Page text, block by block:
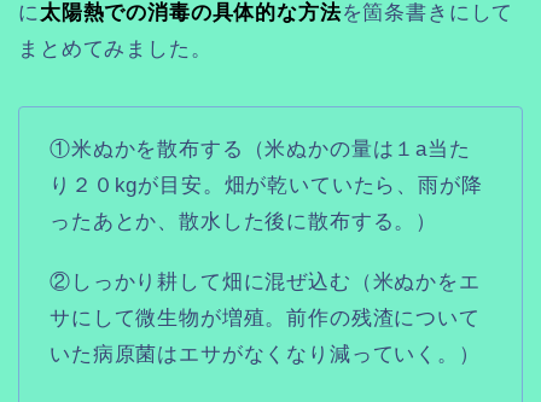
に太陽熱での消毒の具体的な方法を箇条書きにして
まとめてみました。
①米ぬかを散布する（米ぬかの量は１a当た
り２０kgが目安。畑が乾いていたら、雨が降
ったあとか、散水した後に散布する。）
②しっかり耕して畑に混ぜ込む（米ぬかをエ
サにして微生物が増殖。前作の残渣について
いた病原菌はエサがなくなり減っていく。）